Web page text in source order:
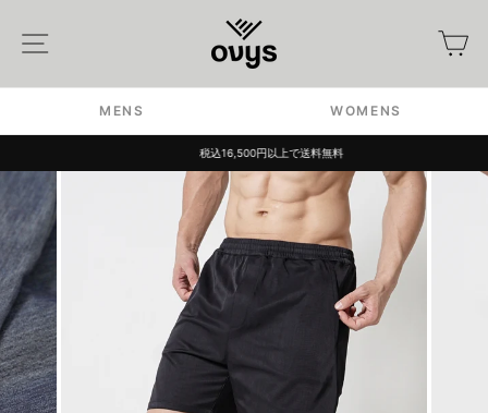
content
MENS WOMENS
Pause
slideshow
税込16,500円以上で送料無料